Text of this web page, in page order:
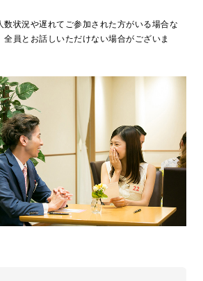
状況や遅れてご参加された方がいる場合な
全員とお話しいただけない場合がございま